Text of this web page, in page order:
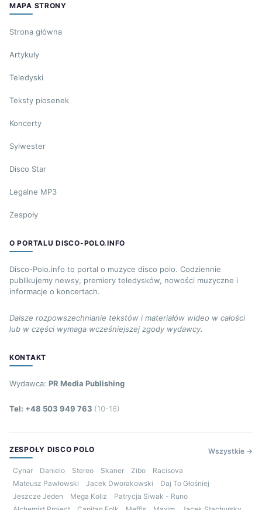
MAPA STRONY
Strona główna
Artykuły
Teledyski
Teksty piosenek
Koncerty
Sylwester
Disco Star
Legalne MP3
Zespoły
O PORTALU DISCO-POLO.INFO
Disco-Polo.info to portal o muzyce disco polo. Codziennie
publikujemy newsy, premiery teledysków, nowości muzyczne i
informacje o koncertach.
Dalsze rozpowszechnianie tekstów i materiałów wideo w całości
lub w części wymaga wcześniejszej zgody wydawcy.
KONTAKT
Wydawca: PR Media Publishing
Tel: +48 503 949 763 (10-16)
ZESPOŁY DISCO POLO Wszystkie →
Cynar Danielo Stereo Skaner Zibo
Racisova
Mateusz Pawłowski
Jacek Dworakowski
Daj To Głośniej
Jeszcze Jeden
Mega Koliz
Patrycja Siwak - Runo